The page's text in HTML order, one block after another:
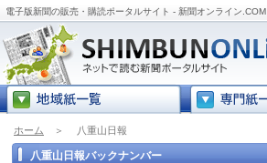
電子版新聞の販売・購読ポータルサイト - 新聞オンライン.COM
ホーム ＞ 八重山日報
八重山日報バックナンバー